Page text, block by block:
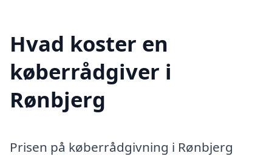
Hvad koster en
køberrådgiver i
Rønbjerg
Prisen på køberrådgivning i Rønbjerg